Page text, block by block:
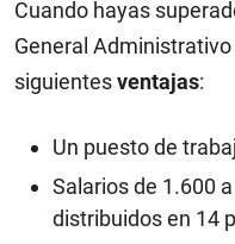
Cuando hayas
General
siguientesventajas:
Un puesto de
Salarios de 1.600
distribuidos en 14